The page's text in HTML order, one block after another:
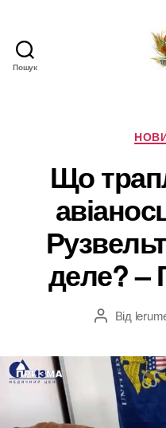
Пошук
Що
деле? –
Автор
Від